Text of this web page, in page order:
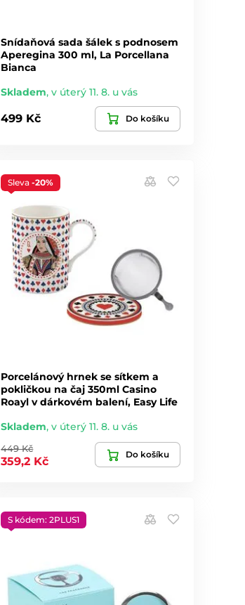
Snídaňová sada šálek s podnosem
Aperegina 300 ml, La Porcellana
Bianca
Skladem,v úterý 11. 8. u vás
499 Kč Do košíku
Sleva-20%
Porcelánový hrnek se sítkem a
pokličkou na čaj 350ml Casino
Roayl v dárkovém balení, Easy Life
Skladem,v úterý 11. 8. u vás
449 Kč
359,2 Kč
Do košíku
S kódem: 2PLUS1